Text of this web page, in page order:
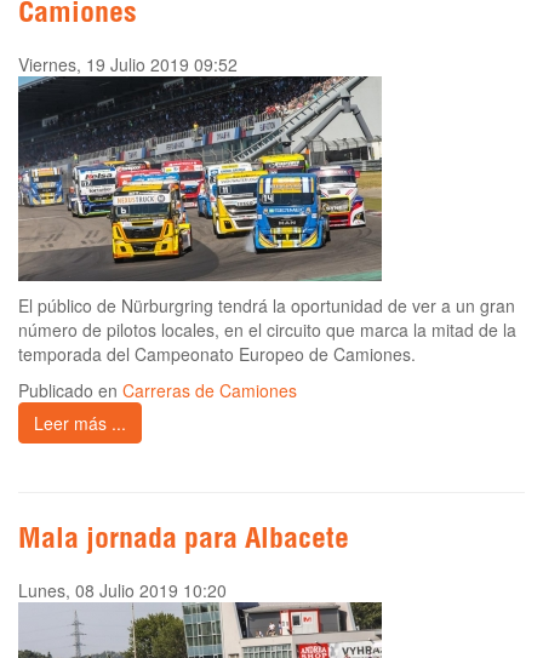
Camiones
Viernes, 19 Julio 2019 09:52
El público de Nürburgring tendrá la oportunidad de ver a un gran
número de pilotos locales, en el circuito que marca la mitad de la
temporada del Campeonato Europeo de Camiones.
Publicado en Carreras de Camiones
Leer más ...
Mala jornada para Albacete
Lunes, 08 Julio 2019 10:20